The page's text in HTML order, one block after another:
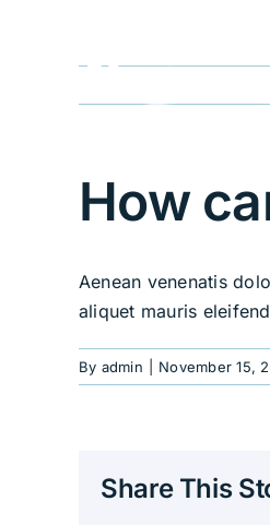
How
Aenean venenatis
aliquet mauris
By admin November 15,
Share This